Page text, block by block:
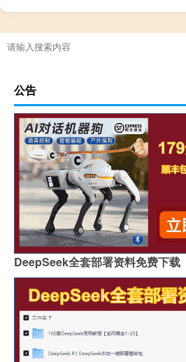
公告
DeepSeek全套部署资料免费下载